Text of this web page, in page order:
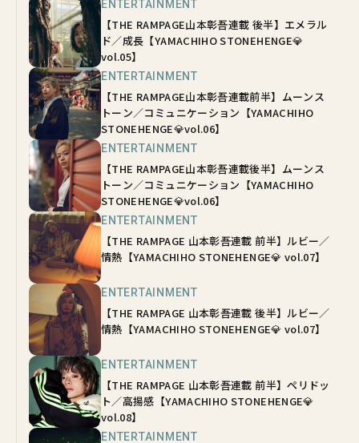
ENTERTAINMENT
【THE RAMPAGE山本彰吾連載 後半】エメラル
ド／成長【YAMACHIHO STONEHENGE💎
vol.05】
ENTERTAINMENT
【THE RAMPAGE山本彰吾連載前半】ムーンス
トーン／コミュニケーション【YAMACHIHO
STONEHENGE💎vol.06】
ENTERTAINMENT
【THE RAMPAGE山本彰吾連載後半】ムーンス
トーン／コミュニケーション【YAMACHIHO
STONEHENGE💎vol.06】
ENTERTAINMENT
【THE RAMPAGE 山本彰吾連載 前半】ルビー／
情熱【YAMACHIHO STONEHENGE💎 vol.07】
ENTERTAINMENT
【THE RAMPAGE 山本彰吾連載 後半】ルビー／
情熱【YAMACHIHO STONEHENGE💎 vol.07】
ENTERTAINMENT
【THE RAMPAGE 山本彰吾連載 前半】ペリドッ
ト／高揚感【YAMACHIHO STONEHENGE💎
vol.08】
ENTERTAINMENT